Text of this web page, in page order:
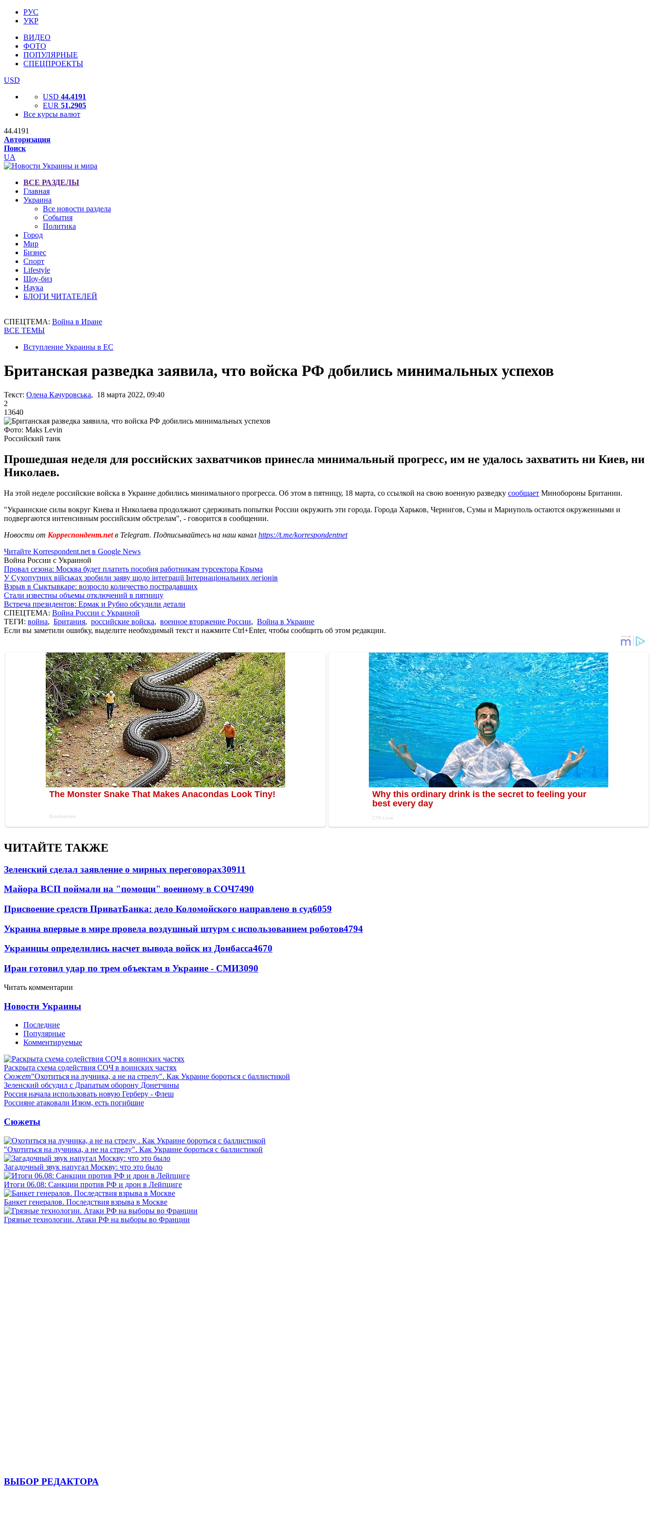
РУС
УКР
ВИДЕО
ФОТО
ПОПУЛЯРНЫЕ
СПЕЦПРОЕКТЫ
USD
USD 44.4191
EUR 51.2905
Все курсы валют
44.4191
Авторизация
Поиск
UA
ВСЕ РАЗДЕЛЫ
Главная
Украина
Все новости раздела
События
Политика
Город
Мир
Бизнес
Спорт
Lifestyle
Шоу-биз
Наука
БЛОГИ ЧИТАТЕЛЕЙ
СПЕЦТЕМА: Война в Иране
ВСЕ ТЕМЫ
Вступление Украины в ЕС
Британская разведка заявила, что войска РФ добились минимальных успехов
Текст: Олена Качуровська, 18 марта 2022, 09:40
2
13640
Фото: Maks Levin
Российский танк
Прошедшая неделя для российских захватчиков принесла минимальный прогресс, им не удалось захватить ни Киев, ни
Николаев.
На этой неделе российские войска в Украине добились минимального прогресса. Об этом в пятницу, 18 марта, со ссылкой на свою военную разведку сообщает Минобороны Британии.
"Украинские силы вокруг Киева и Николаева продолжают сдерживать попытки России окружить эти города. Города Харьков, Чернигов, Сумы и Мариуполь остаются окруженными и
подвергаются интенсивным российским обстрелам", - говорится в сообщении.
Новости от Корреспондент.netв Telegram. Подписывайтесь на наш канал https://t.me/korrespondentnet
Читайте Korrespondent.net в Google News
Война России с Украиной
Провал сезона: Москва будет платить пособия работникам турсектора Крыма
У Сухопутних військах зробили заяву щодо інтеграції Інтернаціональних легіонів
Взрыв в Сыктывкаре: возросло количество пострадавших
Стали известны объемы отключений в пятницу
Встреча президентов: Ермак и Рубио обсудили детали
СПЕЦТЕМА: Война России с Украиной
ТЕГИ: война, Британия, российские войска, военное вторжение России, Война в Украине
Если вы заметили ошибку, выделите необходимый текст и нажмите Ctrl+Enter, чтобы сообщить об этом редакции.
ЧИТАЙТЕ ТАКЖЕ
Зеленский сделал заявление о мирных переговорах30911
Майора ВСП поймали на "помощи" военному в СОЧ7490
Присвоение средств ПриватБанка: дело Коломойского направлено в суд6059
Украина впервые в мире провела воздушный штурм с использованием роботов4794
Украинцы определились насчет вывода войск из Донбасса4670
Иран готовил удар по трем объектам в Украине - СМИ3090
Читать комментарии
Новости Украины
Последние
Популярные
Комментируемые
Раскрыта схема содействия СОЧ в воинских частях
Сюжет"Охотиться на лучника, а не на стрелу". Как Украине бороться с баллистикой
Зеленский обсудил с Драпатым оборону Донетчины
Россия начала использовать новую Герберу - Флеш
Россияне атаковали Изюм, есть погибшие
Сюжеты
"Охотиться на лучника, а не на стрелу". Как Украине бороться с баллистикой
Загадочный звук напугал Москву: что это было
Итоги 06.08: Санкции против РФ и дрон в Лейпциге
Банкет генералов. Последствия взрыва в Москве
Грязные технологии. Атаки РФ на выборы во Франции
ВЫБОР РЕДАКТОРА